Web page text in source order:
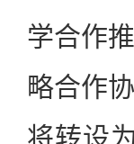
学合作
略合作
将转设